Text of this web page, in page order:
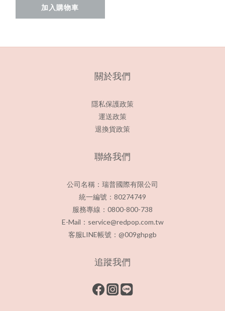
加入購物車
關於我們
隱私保護政策
運送政策
退換貨政策
聯絡我們
公司名稱：瑞普國際有限公司
統一編號：80274749
服務專線：0800-800-738
E-Mail：service@redpop.com.tw
客服LINE帳號：@009ghpgb
追蹤我們